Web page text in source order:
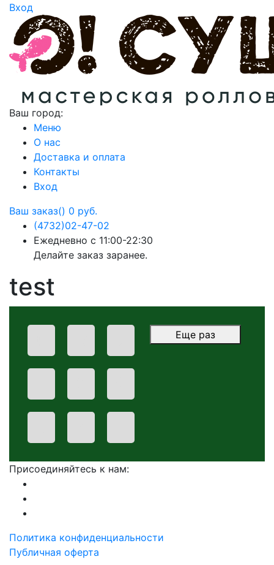
Вход
Ваш город:
Меню
О нас
Доставка и оплата
Контакты
Вход
Ваш заказ() 0 руб.
(4732)02-47-02
Ежедневно с 11:00-22:30
Делайте заказ заранее.
test
Еще раз
Присоединяйтесь к нам:
Политика конфиденциальности
Публичная оферта